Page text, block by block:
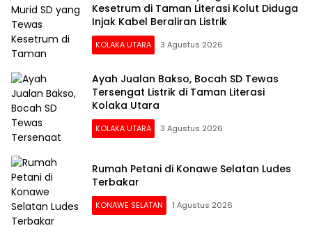
Kesetrum di Taman Literasi Kolut Diduga
Injak Kabel Beraliran Listrik
KOLAKA UTARA 3 Agustus 2026
Ayah Jualan Bakso, Bocah SD Tewas
Tersengat Listrik di Taman Literasi
Kolaka Utara
KOLAKA UTARA 3 Agustus 2026
Rumah Petani di Konawe Selatan Ludes
Terbakar
KONAWE SELATAN 1 Agustus 2026